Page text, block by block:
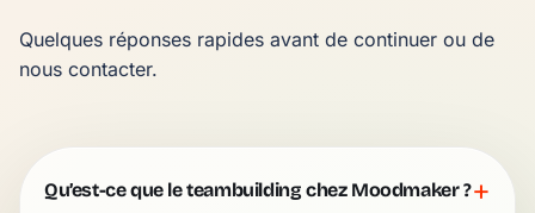
Quelques réponses rapides avant de continuer ou de
nous contacter.
Qu’est-ce que le teambuilding chez Moodmaker ?+